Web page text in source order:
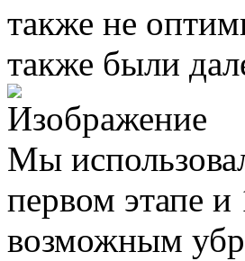
также не
также были
Мы
первом этапе
возможным